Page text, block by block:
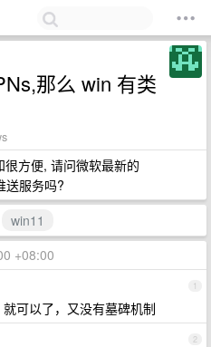
那么 win 有类
方便, 请问微软最新的
送服务吗?
win11
+08:00
1
可以了，又没有墓碑机制
2